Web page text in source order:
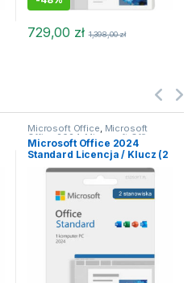
729,00 zł 1,398,00zł
Microsoft Office, Microsoft
Office 2024,Microsoft Office
2024 MacOS,Microsoft Office
2024 macOS,Office dla MacOS
Microsoft Office 2024
Standard Licencja / Klucz (2
stanowiska)